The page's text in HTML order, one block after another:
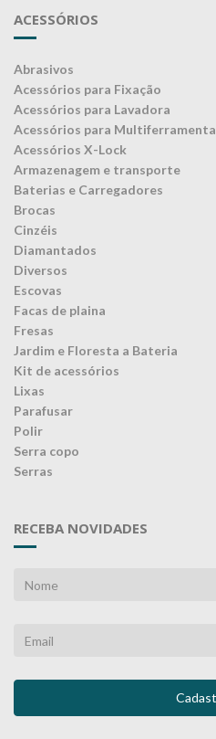
ACESSÓRIOS
Abrasivos
Acessórios para Fixação
Acessórios para Lavadora
Acessórios para Multiferramenta
Acessórios X-Lock
Armazenagem e transporte
Baterias e Carregadores
Brocas
Cinzéis
Diamantados
Diversos
Escovas
Facas de plaina
Fresas
Jardim e Floresta a Bateria
Kit de acessórios
Lixas
Parafusar
Polir
Serra copo
Serras
RECEBA NOVIDADES